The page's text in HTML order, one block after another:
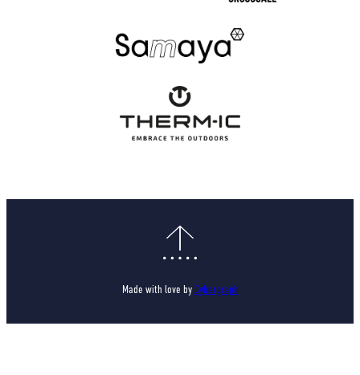
Made with love by Cybergraph